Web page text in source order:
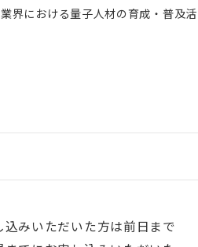
界における量子人材の育成・普及活
みいただいた方は前日まで